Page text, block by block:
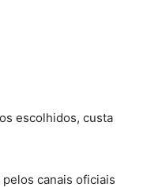
escolhidos, custa
canais oficiais